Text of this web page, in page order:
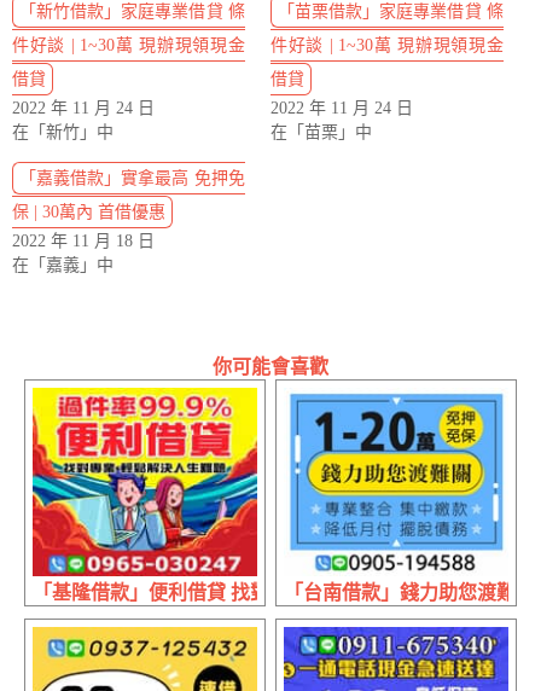
「新竹借款」家庭專業借貸 條
件好談 | 1~30萬 現辦現領現金
借貸
2022 年 11 月 24 日
在「新竹」中
「苗栗借款」家庭專業借貸 條
件好談 | 1~30萬 現辦現領現金
借貸
2022 年 11 月 24 日
在「苗栗」中
「嘉義借款」實拿最高 免押免
保 | 30萬內 首借優惠
2022 年 11 月 18 日
在「嘉義」中
你可能會喜歡
「基隆借款」便利借貸 找對專業 | 輕鬆解決人生難題
「台南借款」錢力助您渡難